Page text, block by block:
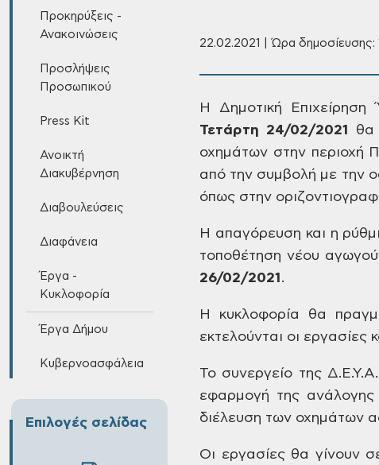
Προκηρύξεις -
Ανακοινώσεις
Προσλήψεις
Προσωπικού
Press Kit
Ανοικτή
Διακυβέρνηση
Διαβουλεύσεις
Διαφάνεια
Έργα -
Κυκλοφορία
Έργα Δήμου
Κυβερνοασφάλεια
Επιλογές σελίδας
22.02.2021 | Ώρα δημοσίευσης:
Η Δημοτική
Τετάρτη 24/02/2021 θα
οχημάτων στηνπεριοχή
από την συμβολή με την
όπως στην
Η απαγόρευση και η
τοποθέτηση νέου
26/02/2021 .
Η κυκλοφορία θα
εκτελούνται οι εργασίες
Το συνεργείο της
εφαρμογή της ανάλογης
διέλευση των οχημάτων
Οι εργασίες θα γίνουν